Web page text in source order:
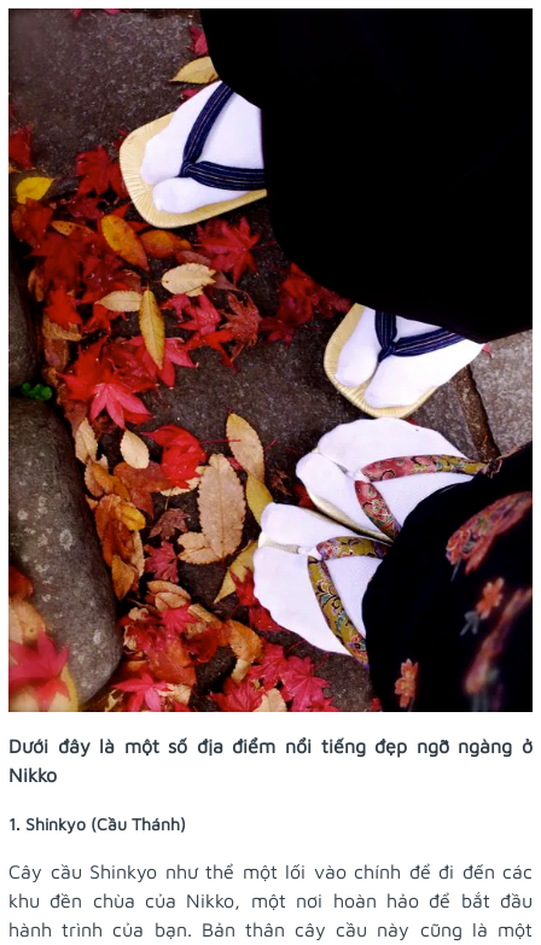
Dưới đây là một số địa điểm nổi tiếng đẹp ngỡ ngàng ở
Nikko
1. Shinkyo (Cầu Thánh)
Cây cầu Shinkyo như thể một lối vào chính để đi đến các
khu đền chùa của Nikko, một nơi hoàn hảo để bắt đầu
hành trình của bạn. Bản thân cây cầu này cũng là một